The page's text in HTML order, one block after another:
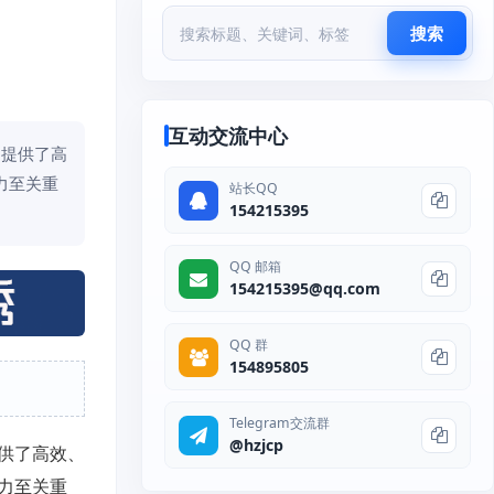
供了高
至关重
高效、
至关重
搜索
互动交流中心
站长QQ
154215395
QQ 邮箱
154215395@qq.com
QQ 群
154895805
Telegram交流群
@hzjcp